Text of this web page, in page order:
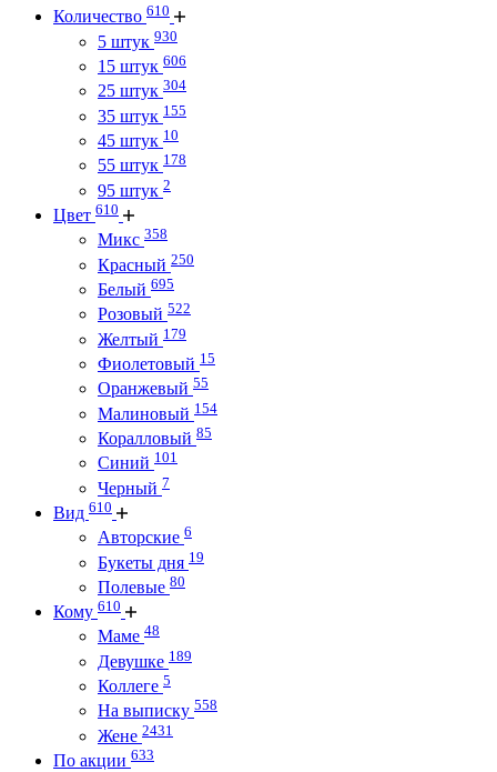
Количество 610
5 штук 930
15 штук 606
25 штук 304
35 штук 155
45 штук 10
55 штук 178
95 штук 2
Цвет 610
Микс 358
Красный 250
Белый 695
Розовый 522
Желтый 179
Фиолетовый 15
Оранжевый 55
Малиновый 154
Коралловый 85
Синий 101
Черный 7
Вид 610
Авторские 6
Букеты дня 19
Полевые 80
Кому 610
Маме 48
Девушке 189
Коллеге 5
На выписку 558
Жене 2431
По акции 633